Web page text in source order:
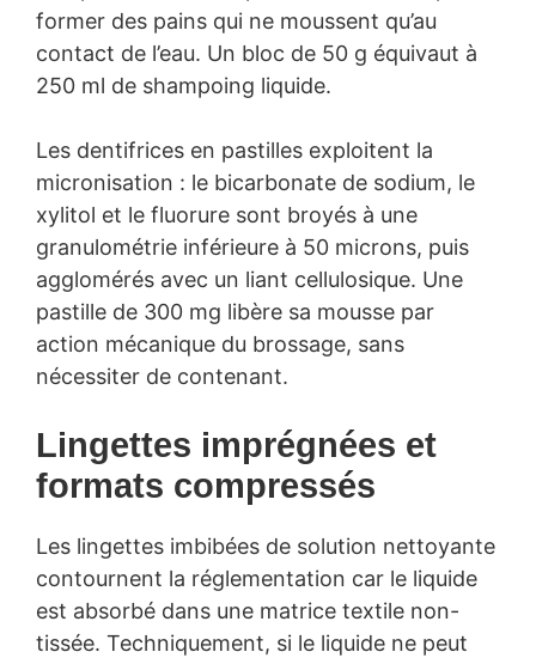
former des pains qui ne moussent qu’au
contact de l’eau. Un bloc de 50 g équivaut à
250 ml de shampoing liquide.
Les dentifrices en pastilles exploitent la
micronisation : le bicarbonate de sodium, le
xylitol et le fluorure sont broyés à une
granulométrie inférieure à 50 microns, puis
agglomérés avec un liant cellulosique. Une
pastille de 300 mg libère sa mousse par
action mécanique du brossage, sans
nécessiter de contenant.
Lingettes imprégnées et
formats compressés
Les lingettes imbibées de solution nettoyante
contournent la réglementation car le liquide
est absorbé dans une matrice textile non-
tissée. Techniquement, si le liquide ne peut